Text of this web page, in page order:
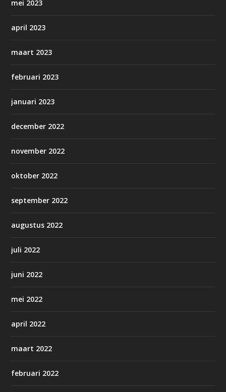
mei 2023
april 2023
maart 2023
februari 2023
januari 2023
december 2022
november 2022
oktober 2022
september 2022
augustus 2022
juli 2022
juni 2022
mei 2022
april 2022
maart 2022
februari 2022